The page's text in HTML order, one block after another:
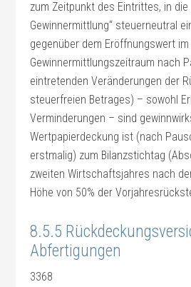
zum Zeitpunkt des Eintrittes, in die
Gewinnermittlung“ steuerneutral
gegenüber dem Eröffnungswert
Gewinnermittlungszeitraum nach
eintretenden Veränderungen der
steuerfreien Betrages) – sowohl
Verminderungen – sind
Wertpapierdeckung ist (nach
erstmalig) zum Bilanzstichtag
zweiten Wirtschaftsjahres nach
Höhe von 50% der
8.5.5
Abfertigungen
3368